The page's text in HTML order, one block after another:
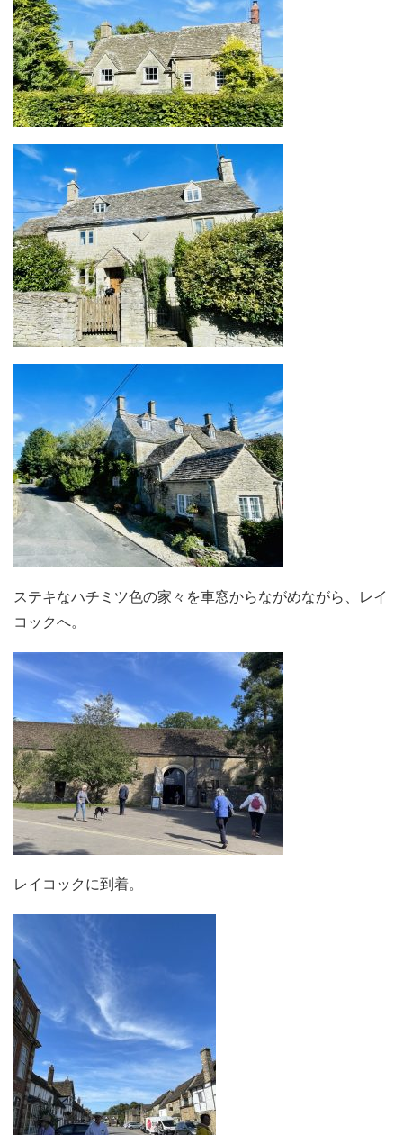
ステキなハチミツ色の家々を車窓からながめながら、レイ
コックへ。
レイコックに到着。